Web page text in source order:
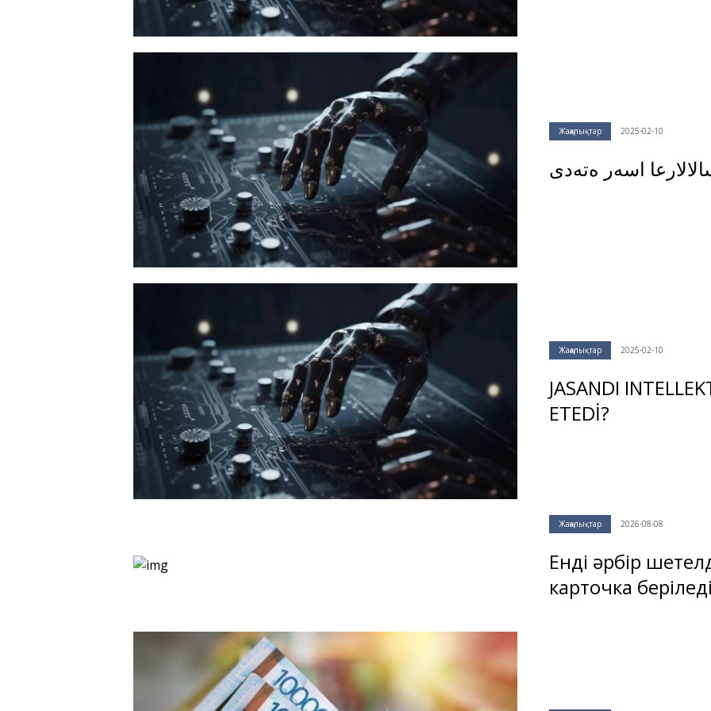
Жаңалықтар 2025-02-10
Жаңалықтар 2025-02-10
JASANDI
ETEDİ?
Жаңалықтар 2026-08-08
Енді әрбір
карточка беріледі